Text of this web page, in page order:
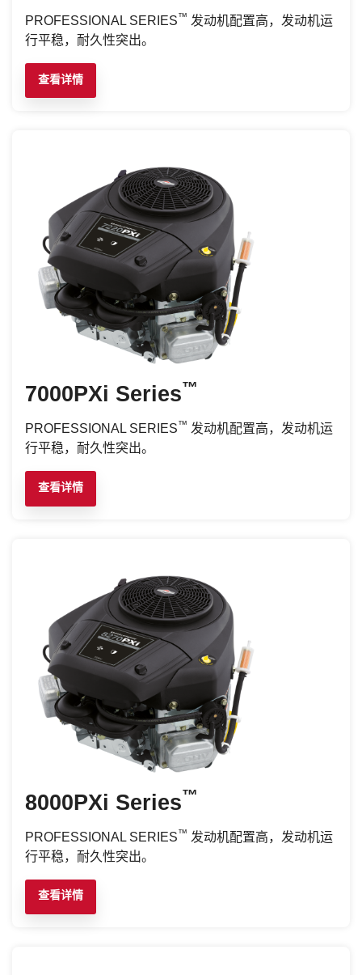
PROFESSIONAL SERIES™ 发动机配置高，发动机运
行平稳，耐久性突出。
查看详情
7000PXi Series™
PROFESSIONAL SERIES™ 发动机配置高，发动机运
行平稳，耐久性突出。
查看详情
8000PXi Series™
PROFESSIONAL SERIES™ 发动机配置高，发动机运
行平稳，耐久性突出。
查看详情